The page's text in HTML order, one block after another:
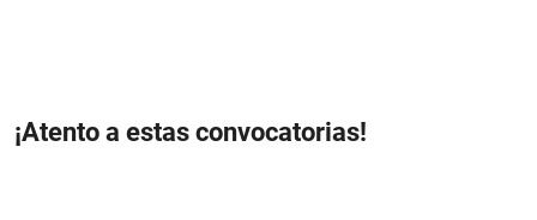
¡Atento a estas convocatorias!